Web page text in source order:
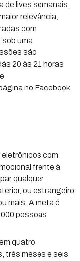
de lives semanais,
relevância,
com
uma
são
20 às 21 horas
no Facebook
com
frente à
qualquer
ou estrangeiro
mais. A meta é
pessoas.
quatro
três meses e seis